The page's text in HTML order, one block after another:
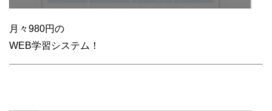
月々980円の
WEB学習システム！